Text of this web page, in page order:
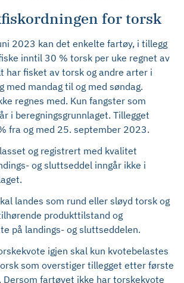
for torsk
2023 kan det enkelte fartøy, i tillegg
inntil 30 % torsk per uke regnet av
fisket av torsk og andre arter i
med mandag til og med søndag.
regnes med. Kun fangster som
i beregningsgrunnlaget. Tillegget
fra og med 25. september 2023.
og registrert med kvalitet
og sluttseddel inngår ikke i
landes som rund eller sløyd torsk og
produkttilstand og
på landings- og sluttseddelen.
igjen skal kun kvotebelastes
som overstiger tillegget etter første
Dersom fartøyet ikke har torskekvote